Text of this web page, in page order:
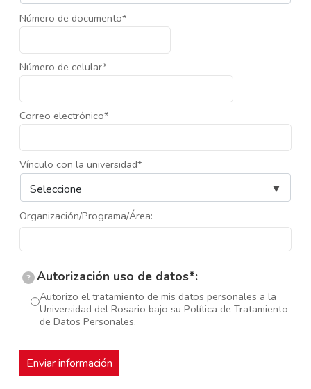
Número de documento*
Número de celular*
Correo electrónico*
Vínculo con la universidad*
Organización/Programa/Área:
? Autorización uso de datos*:
Autorizo el tratamiento de mis datos personales a la
Universidad del Rosario bajo su Política de Tratamiento
de Datos Personales.